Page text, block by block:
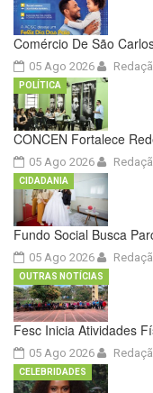
Comércio De São
05 Ago 2026
CONCEN Fortalece
05 Ago 2026
POLÍTICA
Fundo Social Busca
05 Ago 2026
CIDADANIA
Fesc Inicia Atividades
05 Ago 2026
OUTRAS NOTÍCIAS
CELEBRIDADES